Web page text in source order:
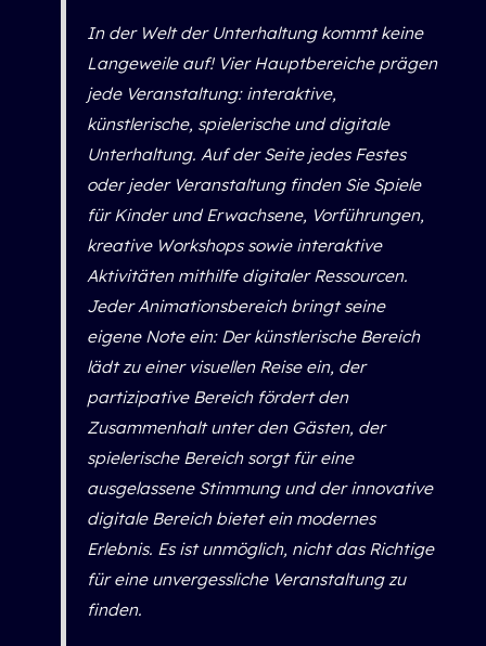
In der Welt der Unterhaltung kommt keine
Langeweile auf! Vier Hauptbereiche prägen
jede Veranstaltung: interaktive,
künstlerische, spielerische und digitale
Unterhaltung. Auf der Seite jedes Festes
oder jeder Veranstaltung finden Sie Spiele
für Kinder und Erwachsene, Vorführungen,
kreative Workshops sowie interaktive
Aktivitäten mithilfe digitaler Ressourcen.
Jeder Animationsbereich bringt seine
eigene Note ein: Der künstlerische Bereich
lädt zu einer visuellen Reise ein, der
partizipative Bereich fördert den
Zusammenhalt unter den Gästen, der
spielerische Bereich sorgt für eine
ausgelassene Stimmung und der innovative
digitale Bereich bietet ein modernes
Erlebnis. Es ist unmöglich, nicht das Richtige
für eine unvergessliche Veranstaltung zu
finden.